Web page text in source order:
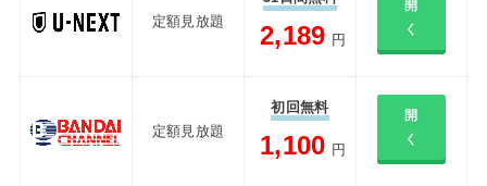
定額見放題 2,189 円
開
く
定額見放題
初回無料
1,100 円
開
く